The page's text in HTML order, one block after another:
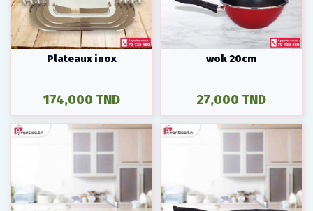
Plateaux inox
174,000 TND
wok 20cm
27,000 TND